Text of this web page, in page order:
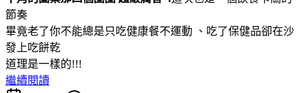
節奏
畢竟老了你不能總是只吃健康餐不運動 、吃了保健品卻在沙
發上吃餅乾
道理是一樣的!!!
繼續閱讀